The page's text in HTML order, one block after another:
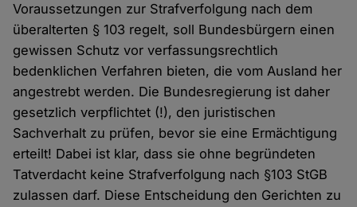
Voraussetzungen zur Strafverfolgung nach dem
überalterten § 103 regelt, soll Bundesbürgern einen
gewissen Schutz vor verfassungsrechtlich
bedenklichen Verfahren bieten, die vom Ausland her
angestrebt werden. Die Bundesregierung ist daher
gesetzlich verpflichtet (!), den juristischen
Sachverhalt zu prüfen, bevor sie eine Ermächtigung
erteilt! Dabei ist klar, dass sie ohne begründeten
Tatverdacht keine Strafverfolgung nach §103 StGB
zulassen darf. Diese Entscheidung den Gerichten zu